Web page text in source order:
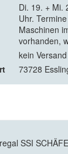
Di. 19. + Mi.
Uhr.
Maschinen
vorhanden,
kein
73728
SSI